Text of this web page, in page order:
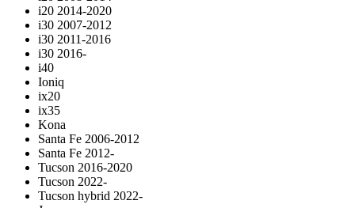
i20 2014-2020
i30 2007-2012
i30 2011-2016
i30 2016-
i40
Ioniq
ix20
ix35
Kona
Santa Fe 2006-2012
Santa Fe 2012-
Tucson 2016-2020
Tucson 2022-
Tucson hybrid 2022-